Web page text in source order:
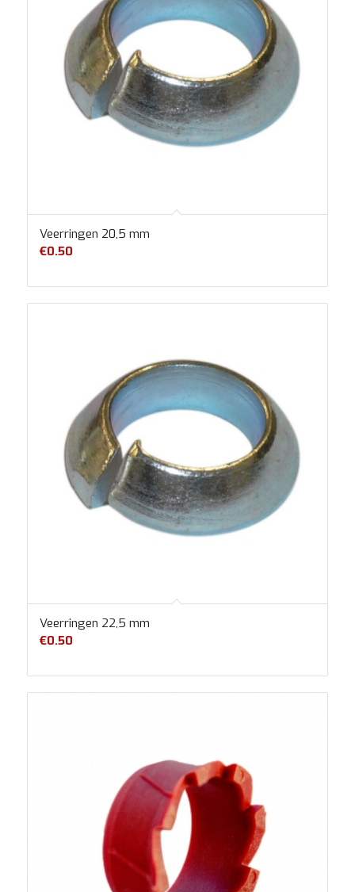
Veerringen 20,5 mm
€0.50
Veerringen 22,5 mm
€0.50